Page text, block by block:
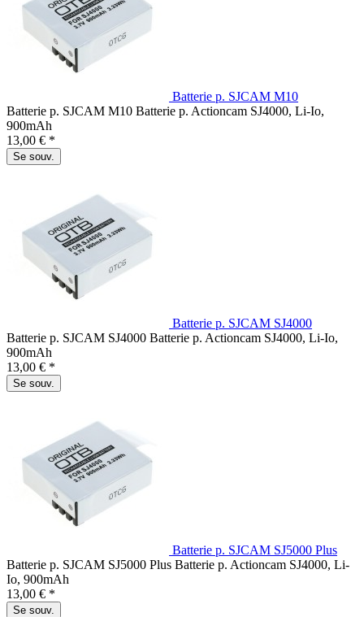
Batterie p. SJCAM M10
Batterie p. SJCAM M10 Batterie p. Actioncam SJ4000, Li-Io,
900mAh
13,00 € *
Se souv.
Batterie p. SJCAM SJ4000
Batterie p. SJCAM SJ4000 Batterie p. Actioncam SJ4000, Li-Io,
900mAh
13,00 € *
Se souv.
Batterie p. SJCAM SJ5000 Plus
Batterie p. SJCAM SJ5000 Plus Batterie p. Actioncam SJ4000, Li-
Io, 900mAh
13,00 € *
Se souv.